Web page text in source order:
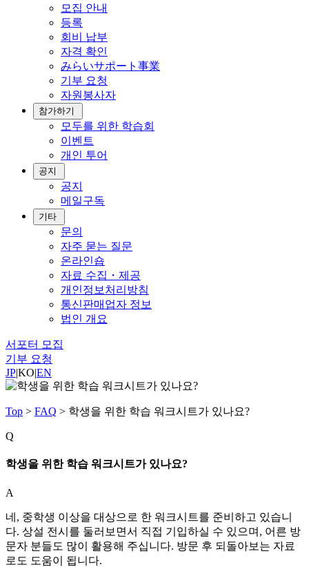
모집 안내
등록
회비 납부
자격 확인
みらいサポート事業
기부 요청
자원봉사자
참가하기
모두를 위한 학습회
이벤트
개인 투어
공지
공지
메일구독
기타
문의
자주 묻는 질문
온라인숍
자료 수집・제공
개인정보처리방침
통신판매업자 정보
법인 개요
서포터 모집
기부 요청
JP|KO|EN
Top > FAQ > 학생을 위한 학습 워크시트가 있나요?
Q
학생을 위한 학습 워크시트가 있나요?
A
네, 중학생 이상을 대상으로 한 워크시트를 준비하고 있습니
다. 상설 전시를 둘러보면서 직접 기입하실 수 있으며, 어른 방
문자 분들도 많이 활용해 주십니다. 방문 후 되돌아보는 자료
로도 도움이 됩니다.